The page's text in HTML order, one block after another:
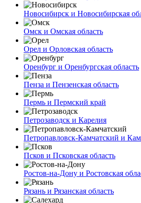
Новосибирск и Новосибирская
Омск и Омская область
Орел и Орловская область
Оренбург и Оренбургская область
Пенза и Пензенская область
Пермь и Пермский край
Петрозаводск и Карелия
Петропавловск-Камчатский и
Псков и Псковская область
Ростов-на-Дону и Ростовская
Рязань и Рязанская область